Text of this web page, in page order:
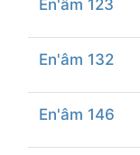
En'âm 123
En'âm 132
En'âm 146